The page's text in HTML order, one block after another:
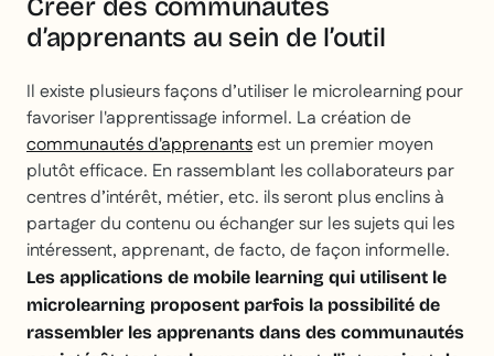
Créer des communautés
d’apprenants au sein de l’outil
Il existe plusieurs façons d’utiliser le microlearning pour
favoriser l'apprentissage informel. La création de
communautés d'apprenantsest un premier moyen
plutôt efficace. En rassemblant les collaborateurs par
centres d’intérêt, métier, etc. ils seront plus enclins à
partager du contenu ou échanger sur les sujets qui les
intéressent, apprenant, de facto, de façon informelle.
Les applications de mobile learning qui utilisent le
microlearning proposent parfois la possibilité de
rassembler les apprenants dans des communautés